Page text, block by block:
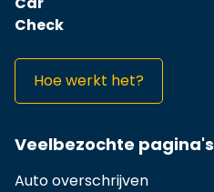
Hoe werkt het?
Veelbezochte pagina's
Auto overschrijven